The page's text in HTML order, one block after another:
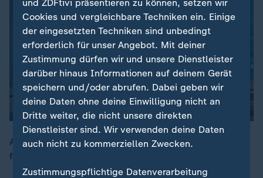
Andrea Nahles (Vorstandsvorsitzende Bundesagentur
für Arbeit) stellt die aktuellen Arbeitsmarktzahlen vor
und ZDFtivi präsentieren zu können, setzen wir
Cookies und vergleichbare Techniken ein. Einige
der eingesetzten Techniken sind unbedingt
erforderlich für unser Angebot. Mit deiner
Zustimmung dürfen wir und unsere Dienstleister
darüber hinaus Informationen auf deinem Gerät
speichern und/oder abrufen. Dabei geben wir
deine Daten ohne deine Einwilligung nicht an
Dritte weiter, die nicht unsere direkten
Dienstleister sind. Wir verwenden deine Daten
auch nicht zu kommerziellen Zwecken.
Zustimmungspflichtige Datenverarbeitung